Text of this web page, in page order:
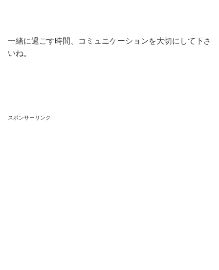
一緒に過ごす時間、コミュニケーションを大切にして下さ
いね。
スポンサーリンク